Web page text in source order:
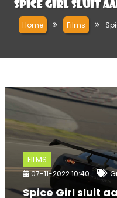
Spice Girl sluit
Home Films
FILMS
07-11-2022 10:40
Spice Girl sluit